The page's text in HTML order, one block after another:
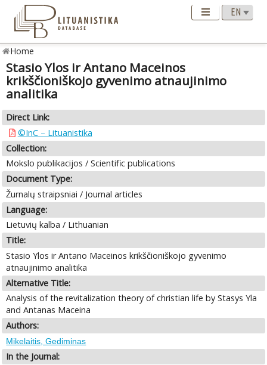
Home
Stasio Ylos ir Antano Maceinos
krikščioniškojo gyvenimo atnaujinimo
analitika
Direct Link:
©InC – Lituanistika
Collection:
Mokslo publikacijos / Scientific publications
Document Type:
Žurnalų straipsniai / Journal articles
Language:
Lietuvių kalba / Lithuanian
Title:
Stasio Ylos ir Antano Maceinos krikščioniškojo gyvenimo
atnaujinimo analitika
Alternative Title:
Analysis of the revitalization theory of christian life by Stasys Yla
and Antanas Maceina
Authors:
Mikelaitis, Gediminas
In the Journal: